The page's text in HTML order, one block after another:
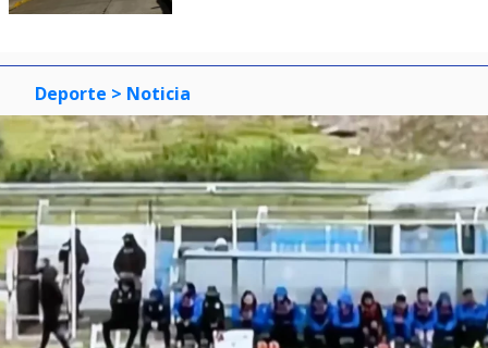
Deporte > Noticia